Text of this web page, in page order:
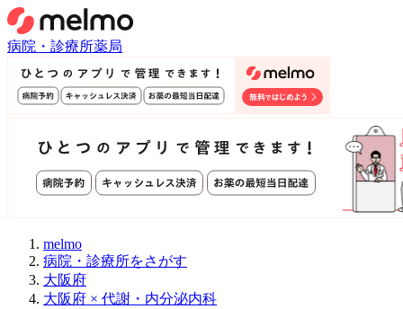
病院・診療所薬局
melmo
病院・診療所をさがす
大阪府
大阪府 × 代謝・内分泌内科